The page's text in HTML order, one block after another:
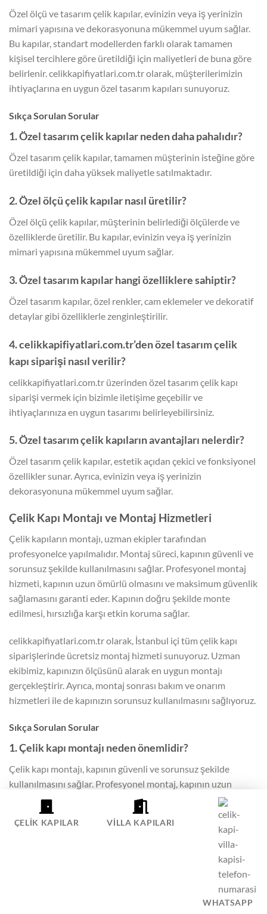
Özel ölçü ve tasarım çelik kapılar, evinizin veya iş yerinizin
mimari yapısına ve dekorasyonuna mükemmel uyum sağlar.
Bu kapılar, standart modellerden farklı olarak tamamen
kişisel tercihlere göre üretildiği için maliyetleri de buna göre
belirlenir. celikkapifiyatlari.com.tr olarak, müşterilerimizin
ihtiyaçlarına en uygun özel tasarım kapıları sunuyoruz.
Sıkça Sorulan Sorular
1. Özel tasarım çelik kapılar neden daha pahalıdır?
Özel tasarım çelik kapılar, tamamen müşterinin isteğine göre
üretildiği için daha yüksek maliyetle satılmaktadır.
2. Özel ölçü çelik kapılar nasıl üretilir?
Özel ölçü çelik kapılar, müşterinin belirlediği ölçülerde ve
özelliklerde üretilir. Bu kapılar, evinizin veya iş yerinizin
mimari yapısına mükemmel uyum sağlar.
3. Özel tasarım kapılar hangi özelliklere sahiptir?
Özel tasarım kapılar, özel renkler, cam eklemeler ve dekoratif
detaylar gibi özelliklerle zenginleştirilir.
4. celikkapifiyatlari.com.tr’den özel tasarım çelik
kapı siparişi nasıl verilir?
celikkapifiyatlari.com.tr üzerinden özel tasarım çelik kapı
siparişi vermek için bizimle iletişime geçebilir ve
ihtiyaçlarınıza en uygun tasarımı belirleyebilirsiniz.
5. Özel tasarım çelik kapıların avantajları nelerdir?
Özel tasarım çelik kapılar, estetik açıdan çekici ve fonksiyonel
özellikler sunar. Ayrıca, evinizin veya iş yerinizin
dekorasyonuna mükemmel uyum sağlar.
Çelik Kapı Montajı ve Montaj Hizmetleri
Çelik kapıların montajı, uzman ekipler tarafından
profesyonelce yapılmalıdır. Montaj süreci, kapının güvenli ve
sorunsuz şekilde kullanılmasını sağlar. Profesyonel montaj
hizmeti, kapının uzun ömürlü olmasını ve maksimum güvenlik
sağlamasını garanti eder. Kapının doğru şekilde monte
edilmesi, hırsızlığa karşı etkin koruma sağlar.
celikkapifiyatlari.com.tr olarak, İstanbul içi tüm çelik kapı
siparişlerinde ücretsiz montaj hizmeti sunuyoruz. Uzman
ekibimiz, kapınızın ölçüsünü alarak en uygun montajı
gerçekleştirir. Ayrıca, montaj sonrası bakım ve onarım
hizmetleri ile de kapınızın sorunsuz kullanılmasını sağlıyoruz.
Sıkça Sorulan Sorular
1. Çelik kapı montajı neden önemlidir?
Çelik kapı montajı, kapının güvenli ve sorunsuz şekilde
kullanılmasını sağlar. Profesyonel montaj, kapının uzun
ömürlü olmasını ve maksimum güvenlik sağlamasını garanti
Profesyonel montaj hizmeti, kapının doğru şekilde monte
edilmesini ve hırsızlığa karşı etkin koruma sağlamasını
ÇELIK KAPILAR VILLA KAPILARI
WHATSAPP